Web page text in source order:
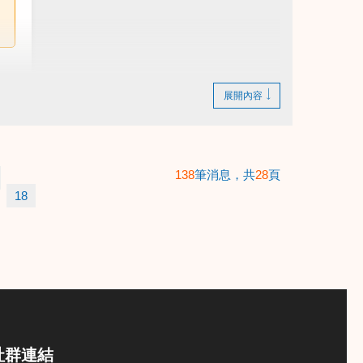
展開內容
18
138筆消息，共28頁
群連結